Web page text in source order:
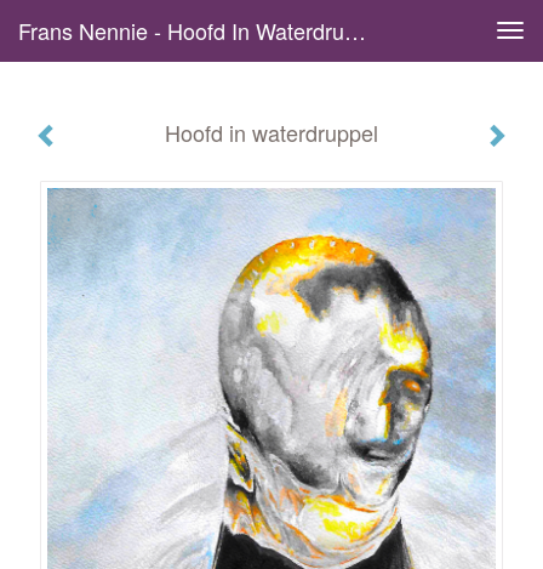
Frans Nennie - Hoofd In Waterdruppel
Hoofd in waterdruppel